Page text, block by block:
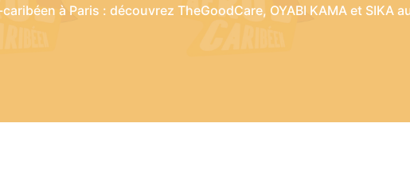
à Paris : découvrez TheGoodCare, OYABI KAMA et SIKA